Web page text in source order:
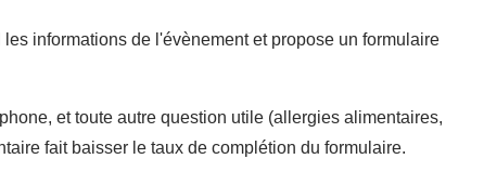
informations de l'évènement et propose un formulaire
et toute autre question utile (allergies alimentaires,
fait baisser le taux de complétion du formulaire.